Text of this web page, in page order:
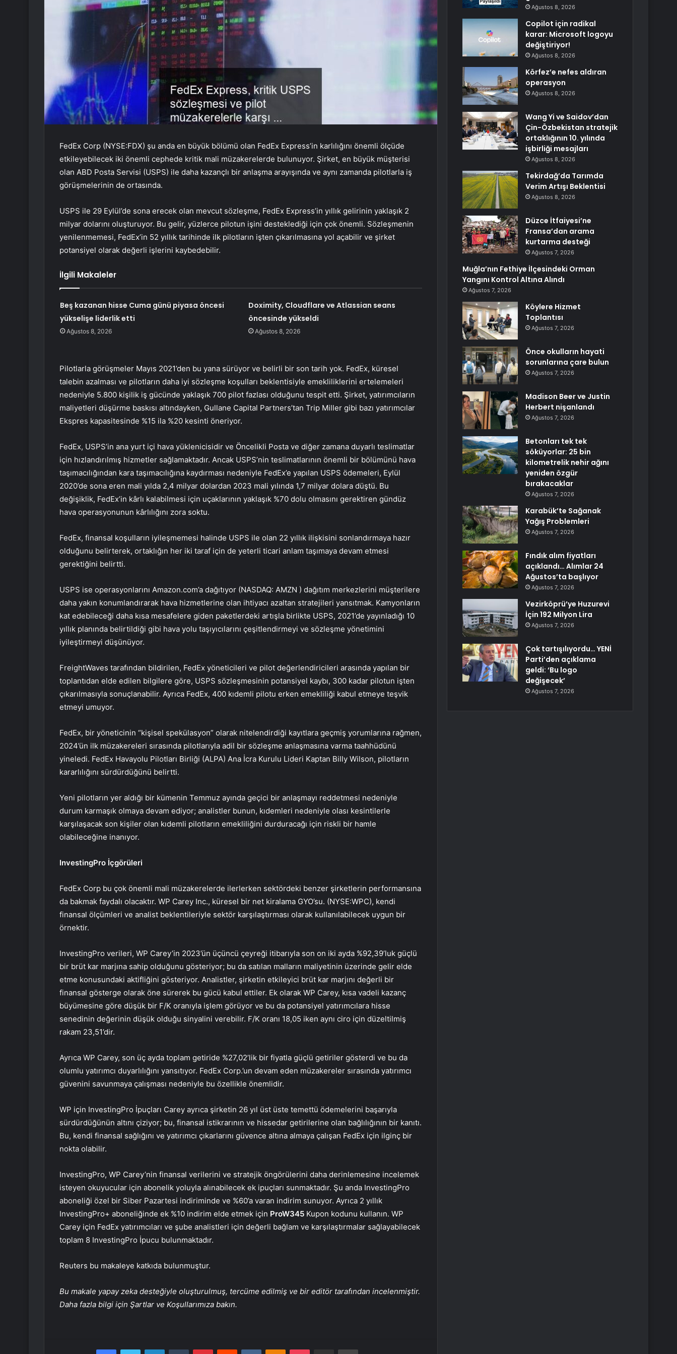
FedEx Corp (NYSE:FDX) şu anda en büyük bölümü olan FedEx Express’in karlılığını önemli ölçüde
etkileyebilecek iki önemli cephede kritik mali müzakerelerde bulunuyor. Şirket, en büyük müşterisi
olan ABD Posta Servisi (USPS) ile daha kazançlı bir anlaşma arayışında ve aynı zamanda pilotlarla iş
görüşmelerinin de ortasında.
USPS ile 29 Eylül’de sona erecek olan mevcut sözleşme, FedEx Express’in yıllık gelirinin yaklaşık 2
milyar dolarını oluşturuyor. Bu gelir, yüzlerce pilotun işini desteklediği için çok önemli. Sözleşmenin
yenilenmemesi, FedEx’in 52 yıllık tarihinde ilk pilotların işten çıkarılmasına yol açabilir ve şirket
potansiyel olarak değerli işlerini kaybedebilir.
İlgili Makaleler
Beş kazanan hisse Cuma günü piyasa öncesi
yükselişe liderlik etti
Ağustos 8, 2026
Doximity, Cloudflare ve Atlassian seans
öncesinde yükseldi
Ağustos 8, 2026
Pilotlarla görüşmeler Mayıs 2021’den bu yana sürüyor ve belirli bir son tarih yok. FedEx, küresel
talebin azalması ve pilotların daha iyi sözleşme koşulları beklentisiyle emekliliklerini ertelemeleri
nedeniyle 5.800 kişilik iş gücünde yaklaşık 700 pilot fazlası olduğunu tespit etti. Şirket, yatırımcıların
maliyetleri düşürme baskısı altındayken, Gullane Capital Partners’tan Trip Miller gibi bazı yatırımcılar
Ekspres kapasitesinde %15 ila %20 kesinti öneriyor.
FedEx, USPS’in ana yurt içi hava yüklenicisidir ve Öncelikli Posta ve diğer zamana duyarlı teslimatlar
için hızlandırılmış hizmetler sağlamaktadır. Ancak USPS’nin teslimatlarının önemli bir bölümünü hava
taşımacılığından kara taşımacılığına kaydırması nedeniyle FedEx’e yapılan USPS ödemeleri, Eylül
2020’de sona eren mali yılda 2,4 milyar dolardan 2023 mali yılında 1,7 milyar dolara düştü. Bu
değişiklik, FedEx’in kârlı kalabilmesi için uçaklarının yaklaşık %70 dolu olmasını gerektiren gündüz
hava operasyonunun kârlılığını zora soktu.
FedEx, finansal koşulların iyileşmemesi halinde USPS ile olan 22 yıllık ilişkisini sonlandırmaya hazır
olduğunu belirterek, ortaklığın her iki taraf için de yeterli ticari anlam taşımaya devam etmesi
gerektiğini belirtti.
USPS ise operasyonlarını Amazon.com’a dağıtıyor (NASDAQ: AMZN ) dağıtım merkezlerini müşterilere
daha yakın konumlandırarak hava hizmetlerine olan ihtiyacı azaltan stratejileri yansıtmak. Kamyonların
kat edebileceği daha kısa mesafelere giden paketlerdeki artışla birlikte USPS, 2021’de yayınladığı 10
yıllık planında belirtildiği gibi hava yolu taşıyıcılarını çeşitlendirmeyi ve sözleşme yönetimini
iyileştirmeyi düşünüyor.
FreightWaves tarafından bildirilen, FedEx yöneticileri ve pilot değerlendiricileri arasında yapılan bir
toplantıdan elde edilen bilgilere göre, USPS sözleşmesinin potansiyel kaybı, 300 kadar pilotun işten
çıkarılmasıyla sonuçlanabilir. Ayrıca FedEx, 400 kıdemli pilotu erken emekliliği kabul etmeye teşvik
etmeyi umuyor.
FedEx, bir yöneticinin “kişisel spekülasyon” olarak nitelendirdiği kayıtlara geçmiş yorumlarına rağmen,
2024’ün ilk müzakereleri sırasında pilotlarıyla adil bir sözleşme anlaşmasına varma taahhüdünü
yineledi. FedEx Havayolu Pilotları Birliği (ALPA) Ana İcra Kurulu Lideri Kaptan Billy Wilson, pilotların
kararlılığını sürdürdüğünü belirtti.
Yeni pilotların yer aldığı bir kümenin Temmuz ayında geçici bir anlaşmayı reddetmesi nedeniyle
durum karmaşık olmaya devam ediyor; analistler bunun, kıdemleri nedeniyle olası kesintilerle
karşılaşacak son kişiler olan kıdemli pilotların emekliliğini durduracağı için riskli bir hamle
olabileceğine inanıyor.
InvestingPro İçgörüleri
FedEx Corp bu çok önemli mali müzakerelerde ilerlerken sektördeki benzer şirketlerin performansına
da bakmak faydalı olacaktır. WP Carey Inc., küresel bir net kiralama GYO’su. (NYSE:WPC), kendi
finansal ölçümleri ve analist beklentileriyle sektör karşılaştırması olarak kullanılabilecek uygun bir
örnektir.
InvestingPro verileri, WP Carey’in 2023’ün üçüncü çeyreği itibarıyla son on iki ayda %92,39’luk güçlü
bir brüt kar marjına sahip olduğunu gösteriyor; bu da satılan malların maliyetinin üzerinde gelir elde
etme konusundaki aktifliğini gösteriyor. Analistler, şirketin etkileyici brüt kar marjını değerli bir
finansal gösterge olarak öne sürerek bu gücü kabul ettiler. Ek olarak WP Carey, kısa vadeli kazanç
büyümesine göre düşük bir F/K oranıyla işlem görüyor ve bu da potansiyel yatırımcılara hisse
senedinin değerinin düşük olduğu sinyalini verebilir. F/K oranı 18,05 iken aynı ciro için düzeltilmiş
rakam 23,51’dir.
Ayrıca WP Carey, son üç ayda toplam getiride %27,02’lik bir fiyatla güçlü getiriler gösterdi ve bu da
olumlu yatırımcı duyarlılığını yansıtıyor. FedEx Corp.’un devam eden müzakereler sırasında yatırımcı
güvenini savunmaya çalışması nedeniyle bu özellikle önemlidir.
WP için InvestingPro İpuçları Carey ayrıca şirketin 26 yıl üst üste temettü ödemelerini başarıyla
sürdürdüğünün altını çiziyor; bu, finansal istikrarının ve hissedar getirilerine olan bağlılığının bir kanıtı.
Bu, kendi finansal sağlığını ve yatırımcı çıkarlarını güvence altına almaya çalışan FedEx için ilginç bir
nokta olabilir.
InvestingPro, WP Carey’nin finansal verilerini ve stratejik öngörülerini daha derinlemesine incelemek
isteyen okuyucular için abonelik yoluyla alınabilecek ek ipuçları sunmaktadır. Şu anda InvestingPro
aboneliği özel bir Siber Pazartesi indiriminde ve %60’a varan indirim sunuyor. Ayrıca 2 yıllık
InvestingPro+ aboneliğinde ek %10 indirim elde etmek için ProW345 Kupon kodunu kullanın. WP
Carey için FedEx yatırımcıları ve şube analistleri için değerli bağlam ve karşılaştırmalar sağlayabilecek
toplam 8 InvestingPro İpucu bulunmaktadır.
Reuters bu makaleye katkıda bulunmuştur.
Bu makale yapay zeka desteğiyle oluşturulmuş, tercüme edilmiş ve bir editör tarafından incelenmiştir.
Daha fazla bilgi için Şartlar ve Koşullarımıza bakın.
FacebookTwitter LinkedInTumblr PinterestReddit VKontakteOdnoklassniki
Pocket E-Posta ile paylaş Yazdır
Ağustos 8, 2026
Copilot için radikal
karar: Microsoft logoyu
değiştiriyor!
Ağustos 8, 2026
Körfez’e nefes aldıran
operasyon
Ağustos 8, 2026
Wang Yi ve Saidov’dan
Çin-Özbekistan stratejik
ortaklığının 10. yılında
işbirliği mesajları
Ağustos 8, 2026
Tekirdağ’da Tarımda
Verim Artışı Beklentisi
Ağustos 8, 2026
Düzce İtfaiyesi’ne
Fransa’dan arama
kurtarma desteği
Ağustos 7, 2026
Muğla’nın Fethiye İlçesindeki Orman
Yangını Kontrol Altına Alındı
Ağustos 7, 2026
Köylere Hizmet
Toplantısı
Ağustos 7, 2026
Önce okulların hayati
sorunlarına çare bulun
Ağustos 7, 2026
Madison Beer ve Justin
Herbert nişanlandı
Ağustos 7, 2026
Betonları tek tek
söküyorlar: 25 bin
kilometrelik nehir ağını
yeniden özgür
bırakacaklar
Ağustos 7, 2026
Karabük’te Sağanak
Yağış Problemleri
Ağustos 7, 2026
Fındık alım fiyatları
açıklandı… Alımlar 24
Ağustos’ta başlıyor
Ağustos 7, 2026
Vezirköprü’ye Huzurevi
İçin 192 Milyon Lira
Ağustos 7, 2026
Çok tartışılıyordu… YENİ
Parti’den açıklama
geldi: ‘Bu logo
değişecek’
Ağustos 7, 2026